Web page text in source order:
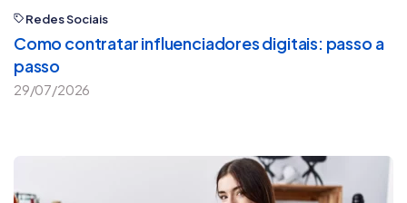
Redes Sociais
Como contratar influenciadores digitais: passo a
passo
29/07/2026